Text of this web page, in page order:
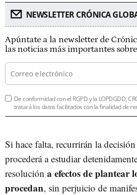
NEWSLETTER CRÓNICA
Apúntate a la newsletter de
las noticias más importantes
De conformidad con el RGPD y la LOPDGDD,
tratará los datos facilitados con la finalidad de
Si hace falta, recurrirán la
procederá a estudiar
resolución a efectos de plantear
procedan, sin perjuicio de